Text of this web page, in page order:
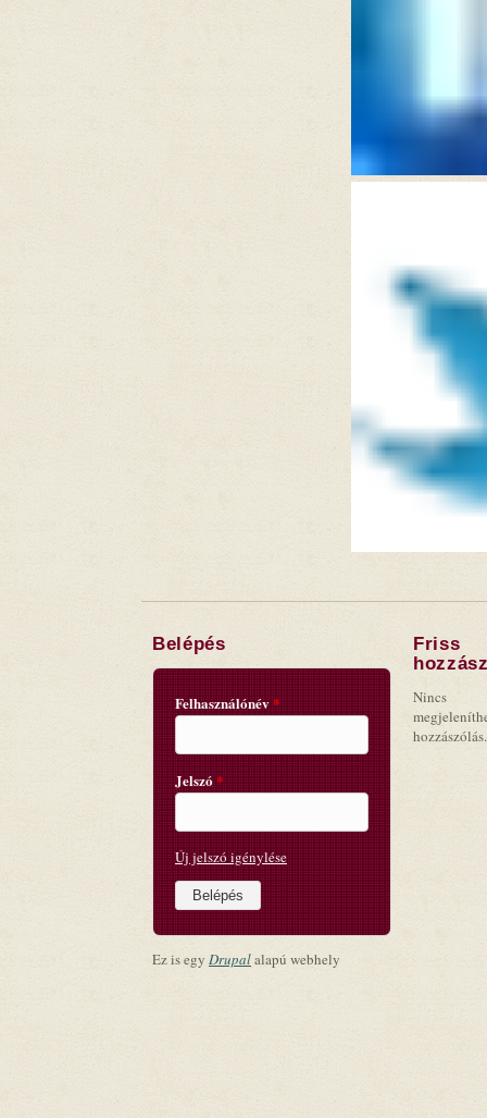
Belépés
Felhasználónév*
Jelszó*
Új jelszó igénylése
Friss
Nincs
hozzászólás.
Ez is egy Drupalalapú webhely